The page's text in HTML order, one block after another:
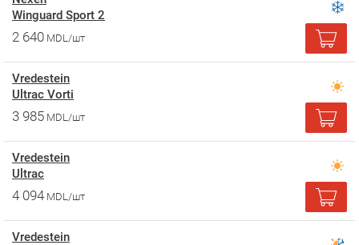
Winguard Sport 2
2 640 MDL/шт
Vredestein
Ultrac Vorti
3 985 MDL/шт
Vredestein
Ultrac
4 094 MDL/шт
Vredestein